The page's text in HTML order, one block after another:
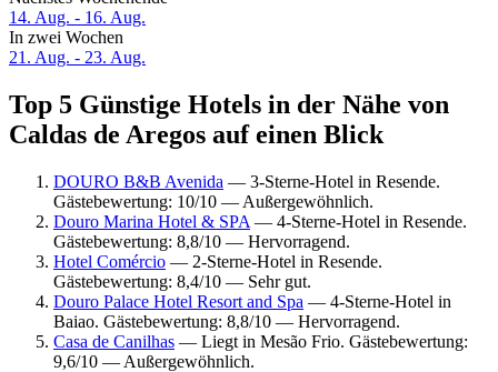
14. Aug. - 16. Aug.
In zwei Wochen
21. Aug. - 23. Aug.
Top 5 Günstige Hotels in der Nähe von
Caldas de Aregos auf einen Blick
DOURO B&B Avenida — 3-Sterne-Hotel in Resende.
Gästebewertung: 10/10 — Außergewöhnlich.
Douro Marina Hotel & SPA — 4-Sterne-Hotel in Resende.
Gästebewertung: 8,8/10 — Hervorragend.
Hotel Comércio — 2-Sterne-Hotel in Resende.
Gästebewertung: 8,4/10 — Sehr gut.
Douro Palace Hotel Resort and Spa — 4-Sterne-Hotel in
Baiao. Gästebewertung: 8,8/10 — Hervorragend.
Casa de Canilhas — Liegt in Mesão Frio. Gästebewertung:
9,6/10 — Außergewöhnlich.